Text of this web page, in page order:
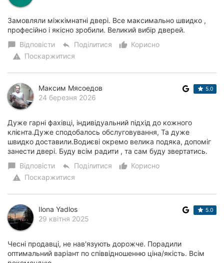
Замовляли міжкімнатні двері. Все максимально швидко ,
професійно і якісно зробили. Великий вибір дверей.
chat_bubble Відповісти reply Поділитися thumb_up_alt
Корисно
warning Поскаржитися
Максим Мясоедов
24 березня 2026
5.0
Дуже гарні фахівці, індивідуальний підхід до кожного
клієнта.Дуже сподобалось обслуговування, Та дуже
швидко доставили.Водиєві окремо велика подяка, допоміг
занести двері. Буду всім радити , та сам буду звертатись.
chat_bubble Відповісти reply Поділитися thumb_up_alt
Корисно
warning Поскаржитися
Ilona Yadlos
29 квітня 2025
5.0
Чесні продавці, не нав'язують дорожче. Порадили
оптимальний варіант по співвідношенню ціна/якість. Всім